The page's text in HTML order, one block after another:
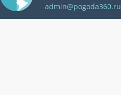
admin@pogoda360.ru